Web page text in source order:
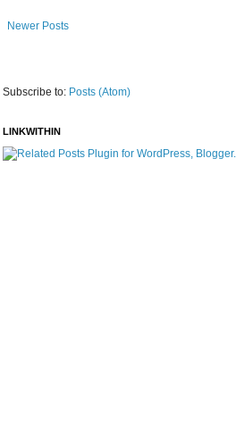
Newer Posts
Subscribe to: Posts (Atom)
LINKWITHIN